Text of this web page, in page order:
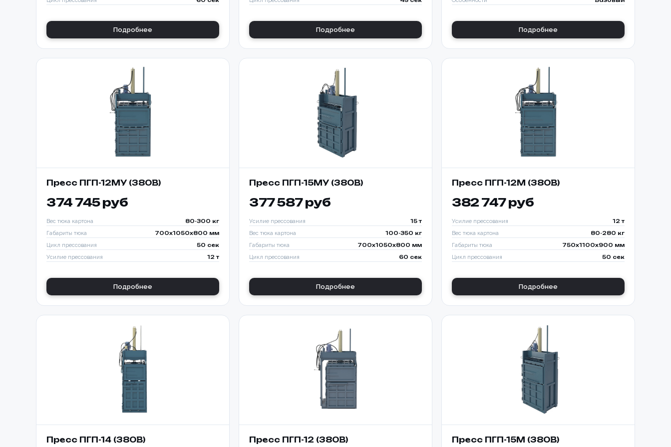
Подробнее Подробнее Подробнее
Пресс ПГП-12МУ (380В)
374 745 руб
Вес тюка картона 80-300 кг
Габариты тюка 700x1050x800 мм
Цикл прессования 50 сек
Усилие прессования 12 т
Подробнее
Пресс ПГП-15МУ (380В)
377 587 руб
Усилие прессования 15 т
Вес тюка картона 100-350 кг
Габариты тюка 700x1050x800 мм
Цикл прессования 60 сек
Подробнее
Пресс ПГП-12М (380В)
382 747 руб
Усилие прессования 12 т
Вес тюка картона 80-280 кг
Габариты тюка 750x1100x900 мм
Цикл прессования 50 сек
Подробнее
Пресс ПГП-14 (380В) Пресс ПГП-12 (380В) Пресс ПГП-15М (380В)